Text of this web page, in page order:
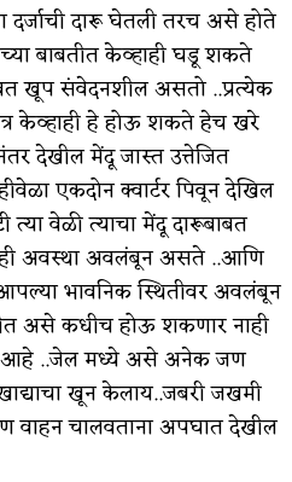
दारू घेतली तरच असे होते
बाबतीत केव्हाही घडू शकते
खूप संवेदनशील असतो ..प्रत्येक
केव्हाही हे होऊ शकते हेच खरे
देखील मेंदू जास्त उत्तेजित
एकदोन क्वार्टर पिवून देखिल
वेळी त्याचा मेंदू दारूबाबत
अवस्था अवलंबून असते ..आणि
भावनिक स्थितीवर अवलंबून
असे कधीच होऊ शकणार नाही
आहे ..जेल मध्ये असे अनेक जण
खून केलाय..जबरी जखमी
चालवताना अपघात देखील